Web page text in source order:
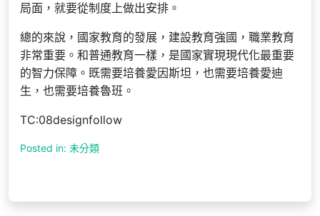
局面，就要從制度上做出安排。
總的來說，國家教育的發展，建設教育強國，職業教育
非常重要。和普通教育一樣，是國家實現現代化最重要
的智力保障。既需要培養愛因斯坦，也需要培養愛迪
生，也需要培養魯班。
TC:08designfollow
Posted in: 未分類